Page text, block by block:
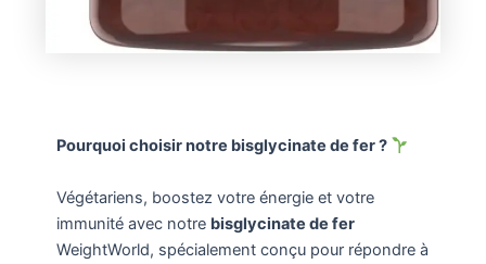
Pourquoi choisir notre bisglycinate de fer ?
Végétariens, boostez votre énergie et votre
immunité avec notre bisglycinate de fer
WeightWorld, spécialement conçu pour répondre à